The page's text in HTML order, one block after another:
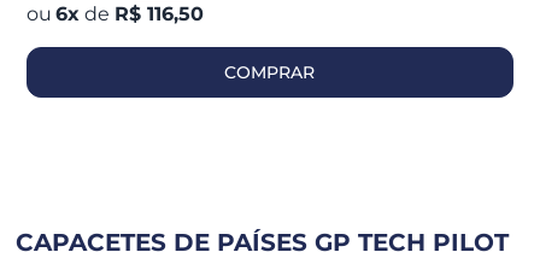
6x de R$ 116,50
COMPRAR
CAPACETES DE PAÍSES GP TECH PILOT